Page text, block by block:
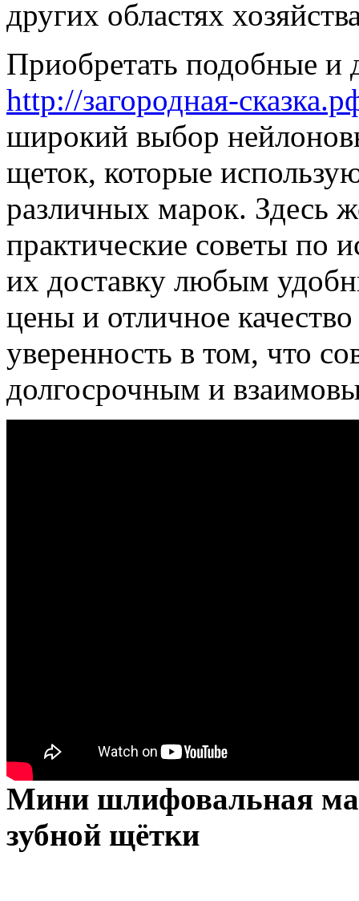
других областях
Приобретать подобные
http://загородная-
широкий выбор
щеток, которые
различных марок. Здесь
практические советы по
их доставку любым
цены и отличное
уверенность в том, что
долгосрочным и
Мини шлифовальная
зубной щётки